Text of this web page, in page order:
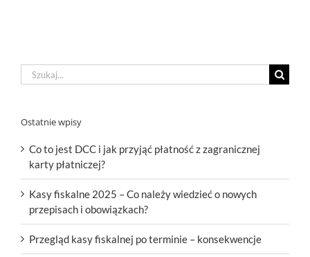
Szukaj
Ostatnie wpisy
Co to jest DCC i jak przyjąć płatność z zagranicznej
karty płatniczej?
Kasy fiskalne 2025 – Co należy wiedzieć o nowych
przepisach i obowiązkach?
Przegląd kasy fiskalnej po terminie – konsekwencje